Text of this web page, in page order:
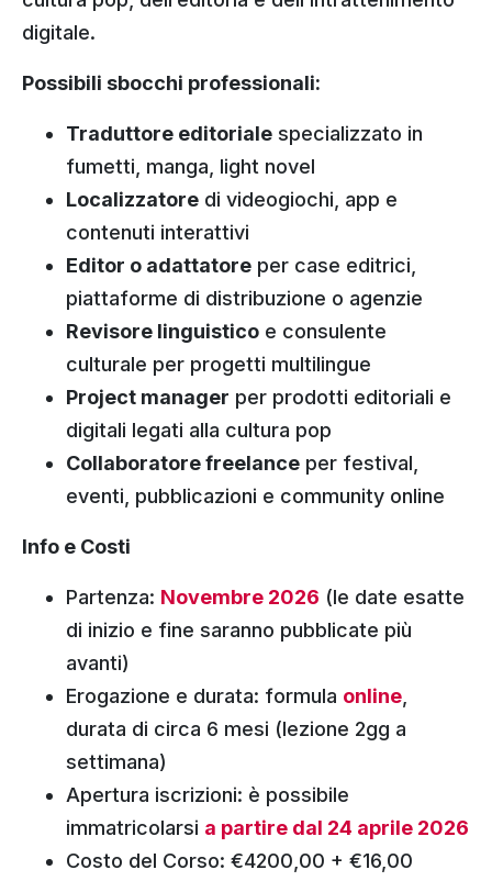
digitale.
Possibili sbocchi professionali:
Traduttore editoriale specializzato in
fumetti, manga, light novel
Localizzatore di videogiochi, app e
contenuti interattivi
Editor o adattatore per case editrici,
piattaforme di distribuzione o agenzie
Revisore linguistico e consulente
culturale per progetti multilingue
Project manager per prodotti editoriali e
digitali legati alla cultura pop
Collaboratore freelance per festival,
eventi, pubblicazioni e community online
Info e Costi
Partenza: Novembre 2026 (le date esatte
di inizio e fine saranno pubblicate più
avanti)
Erogazione e durata: formula online
durata di circa 6 mesi (lezione 2gg a
settimana)
Apertura iscrizioni: è possibile
immatricolarsi a partire dal 24 aprile 2026
Costo del Corso: €4200,00 + €16,00